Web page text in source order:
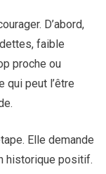
D’abord,
faible
proche ou
qui peut l’être
Elle demande
historique positif.